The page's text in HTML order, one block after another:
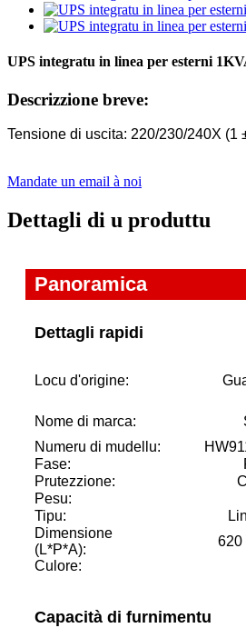
UPS integratu in linea per esterni
Descrizzione breve:
Tensione di uscita: 220/230/240X (1
Mandate un email à noi
Dettagli di u produttu
Panoramica
Dettagli rapidi
Locu d'origine:
Nome di marca:
Numeru di mudellu:
Fase:
Prutezzione:
Pesu:
Tipu:
Dimensione
(L*P*A):
620
Culore:
Capacità di furnimentu